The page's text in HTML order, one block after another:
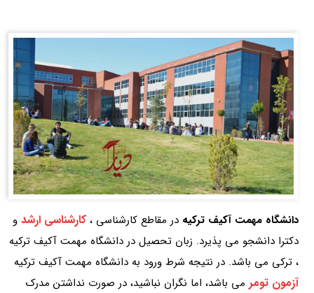
دانشگاه مهمت آکیف ترکیه در مقاطع کارشناسی ، کارشناسی ارشد و
دکترا دانشجو می پذیرد. زبان تحصیل در دانشگاه مهمت آکیف ترکیه
، ترکی می باشد. در نتیجه شرط ورود به دانشگاه مهمت آکیف ترکیه
آزمون تومر می باشد، اما نگران نباشید، در صورت نداشتن مدرک